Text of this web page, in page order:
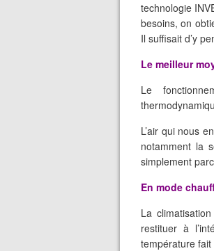
technologie
besoins, on
Il suffisait d’y
Le meilleur
Le
L’air qui nous
notamment la
simplement
En mode
La
restituer à
température